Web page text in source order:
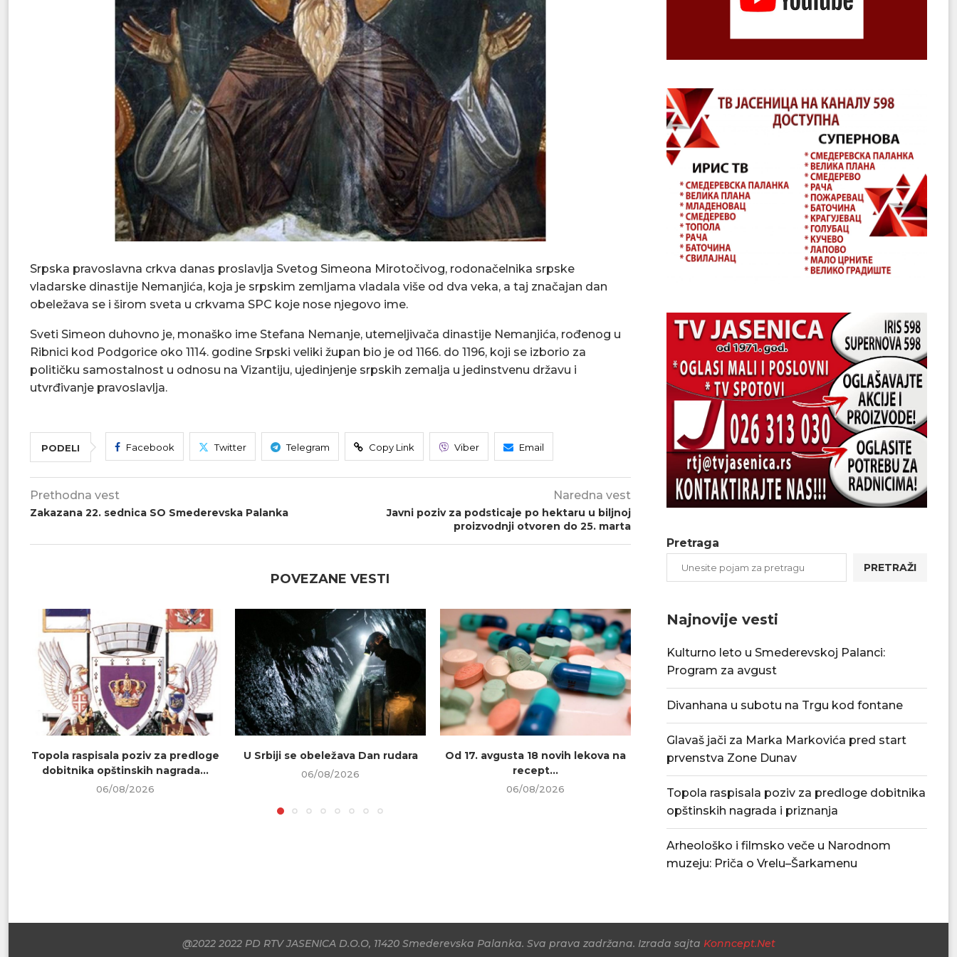
Srpska pravoslavna crkva danas proslavlja Svetog Simeona Mirotočivog, rodonačelnika srpske
vladarske dinastije Nemanjića, koja je srpskim zemljama vladala više od dva veka, a taj značajan dan
obeležava se i širom sveta u crkvama SPC koje nose njegovo ime.
Sveti Simeon duhovno je, monaško ime Stefana Nemanje, utemeljivača dinastije Nemanjića, rođenog u
Ribnici kod Podgorice oko 1114. godine Srpski veliki župan bio je od 1166. do 1196, koji se izborio za
političku samostalnost u odnosu na Vizantiju, ujedinjenje srpskih zemalja u jedinstvenu državu i
utvrđivanje pravoslavlja.
PODELI Facebook Twitter Telegram Copy Link Viber Email
Prethodna vest
Zakazana 22. sednica SO Smederevska Palanka
Naredna vest
Javni poziv za podsticaje po hektaru u biljnoj
proizvodnji otvoren do 25. marta
POVEZANE VESTI
Topola raspisala poziv za predloge
dobitnika opštinskih nagrada...
06/08/2026
U Srbiji se obeležava Dan rudara
06/08/2026
Od 17. avgusta 18 novih lekova na
recept...
06/08/2026
Povećan rizik od požara – apel
06/08/2026
Pretraga
PRETRAŽI
Najnovije vesti
Kulturno leto u Smederevskoj Palanci:
Program za avgust
Divanhana u subotu na Trgu kod fontane
Glavaš jači za Marka Markovića pred start
prvenstva Zone Dunav
Topola raspisala poziv za predloge dobitnika
opštinskih nagrada i priznanja
Arheološko i filmsko veče u Narodnom
muzeju: Priča o Vrelu–Šarkamenu
@2022 2022 PD RTV JASENICA D.O.O, 11420 Smederevska Palanka. Sva prava zadržana. Izrada sajta Konncept.Net